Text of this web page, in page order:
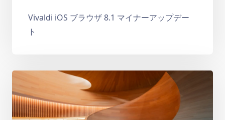
Vivaldi iOS ブラウザ 8.1 マイナーアップデー
ト